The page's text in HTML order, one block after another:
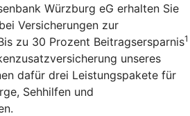
Würzburg eG erhalten Sie
Versicherungen zur
zu 30 Prozent Beitragsersparnis1
unseres
dafür drei Leistungspakete für
Sehhilfen und